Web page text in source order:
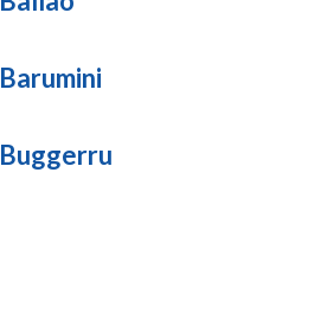
Barumini
Buggerru